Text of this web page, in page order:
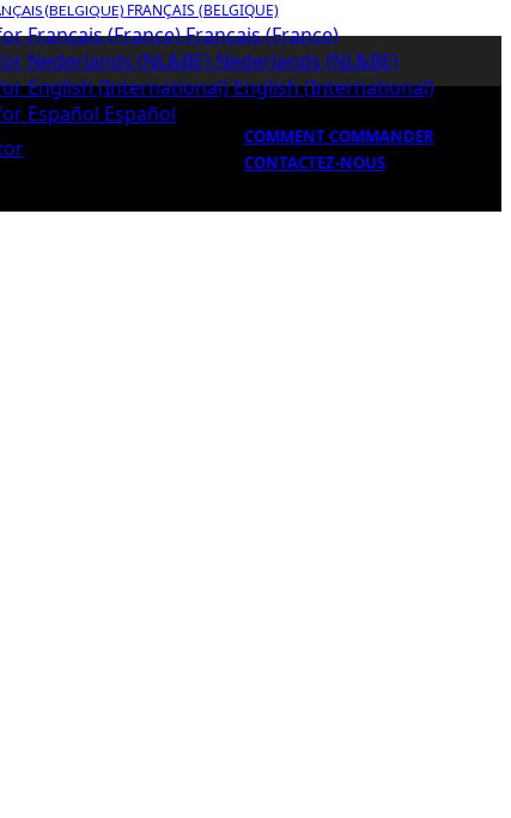
FRANÇAIS (BELGIQUE)
Français (France)
Nederlands (NL&BE)
English (International)
Español
COMMENT COMMANDER
CONTACTEZ-NOUS